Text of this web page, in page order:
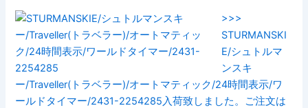
>>>
STURMANSKI
E/シュトルマ
ンスキ
ー/Traveller(トラベラー)/オートマティック/24時間表示/ワ
ールドタイマー/2431-2254285入荷致しました。ご注文は